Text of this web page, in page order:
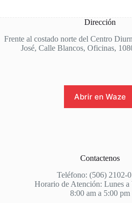
Dirección
Frente al costado norte del Centro
José, Calle Blancos, Oficinas,
Abrir en Waze
Contactenos
Teléfono: (506) 2102-
Horario de Atención: Lunes a
8:00 am a 5:00 pm